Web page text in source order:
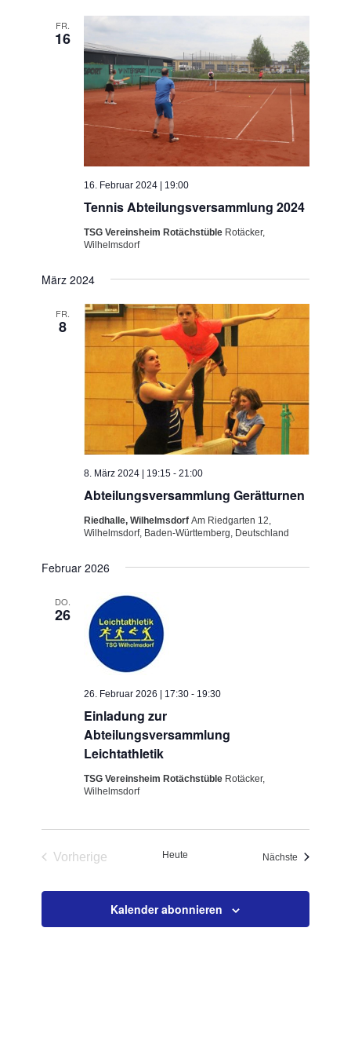
FR.
16
Tennis Abteilungsversammlung 2024
16. Februar 2024 | 19:00
TSG Vereinsheim Rotächstüble Rotäcker,
Wilhelmsdorf
März 2024
FR.
8
Abteilungsversammlung Gerätturnen
8. März 2024 | 19:15 -21:00
Riedhalle, WilhelmsdorfAm Riedgarten 12,
Wilhelmsdorf, Baden-Württemberg, Deutschland
Februar 2026
DO.
26
Einladung zur
Abteilungsversammlung
Leichtathletik
26. Februar 2026 | 17:30 - 19:30
TSG Vereinsheim Rotächstüble Rotäcker,
Wilhelmsdorf
Vorherige
Heute Nächste
Kalender abonnieren